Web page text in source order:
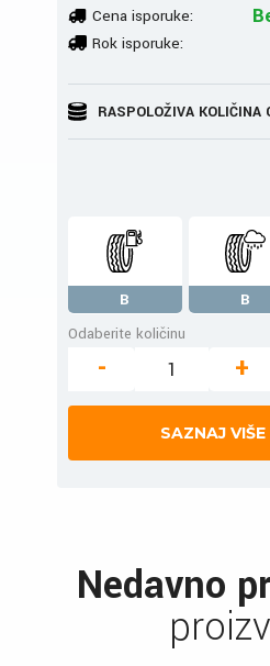
Cena isporuke:
Rok isporuke:
RASPOLOŽIVA KOLIČINA
B B
Odaberite količinu
- +
SAZNAJ
Nedavno